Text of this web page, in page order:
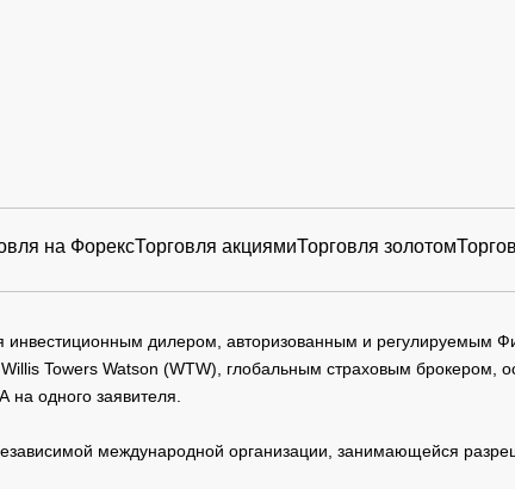
на ФорексТорговля акциямиТорговля золотом
дилером, авторизованным и регулируемым
Towers Watson (WTW), глобальным страховым брокером,
одного заявителя.
международной организации, занимающейся